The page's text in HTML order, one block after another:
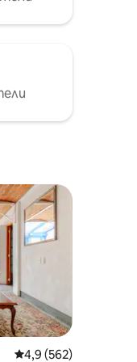
Средна оценка: 4,9
4,9 (562)